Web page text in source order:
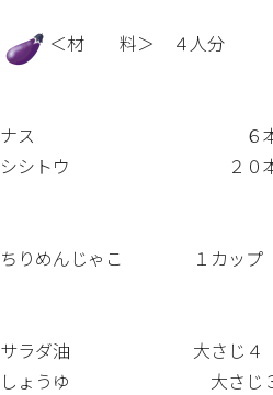
＜材 料＞ ４人分
ナス ６
シシトウ ２０
ちりめんじゃこ １カップ
サラダ油 大さじ４
しょうゆ 大さじ